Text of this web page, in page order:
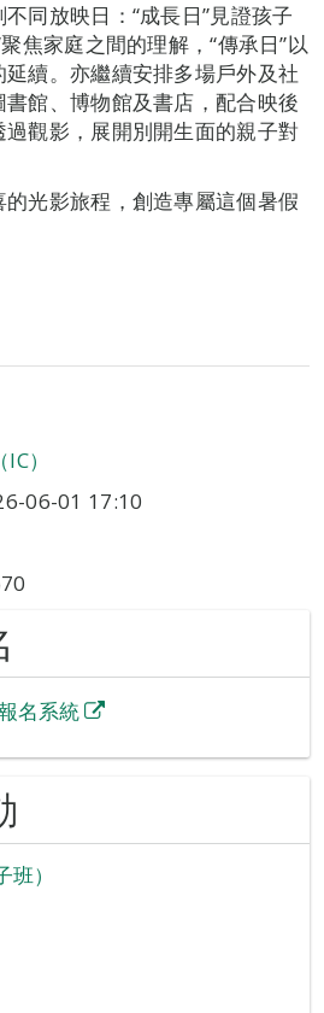
同放映日：“成長日”見證孩子
焦家庭之間的理解，“傳承日”以
續。亦繼續安排多場戶外及社
館、博物館及書店，配合映後
觀影，展開別開生面的親子對
光影旅程，創造專屬這個暑假
）
06-01 17:10
名系統
）